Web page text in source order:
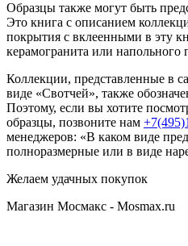
Образцы также могут быть
Это книга с описанием
покрытия с вклеенными в эту
керамогранита или напольного
Коллекции, представленные в
виде «Свотчей», также
Поэтому, если вы хотите
образцы, позвоните нам
менеджеров: «В каком виде
полноразмерные или в виде
Желаем удачных покупок
Магазин Мосмакс - Mosmax.ru